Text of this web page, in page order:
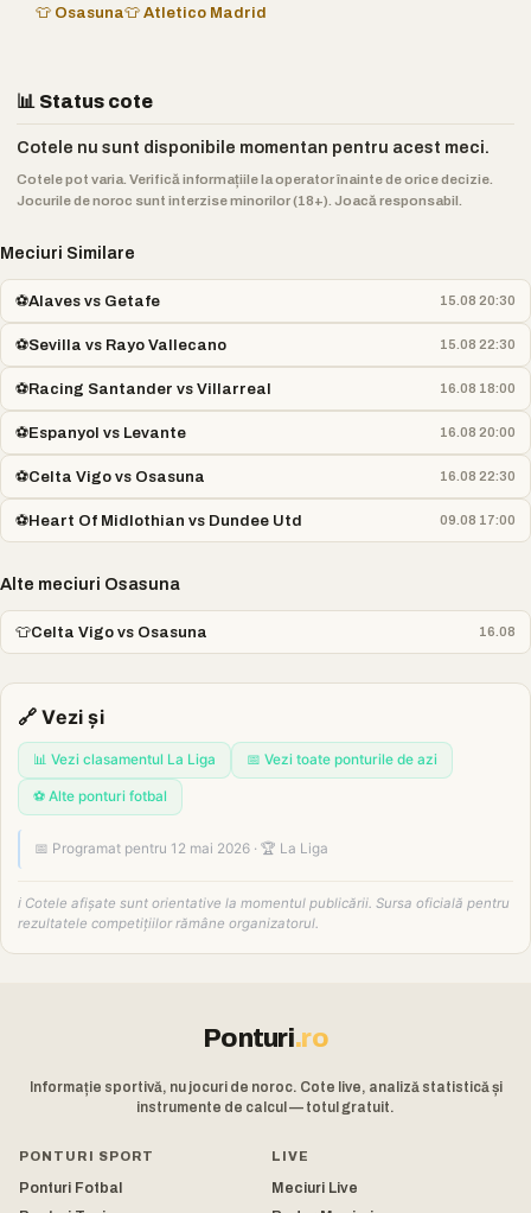
👕 Osasuna👕 Atletico Madrid
📊 Status cote
Cotele nu sunt disponibile momentan pentru acest meci.
Cotele pot varia. Verifică informațiile la operator înainte de orice decizie.
Jocurile de noroc sunt interzise minorilor (18+). Joacă responsabil.
Meciuri Similare
⚽Alaves vs Getafe 15.08 20:30
⚽Sevilla vs Rayo Vallecano 15.08 22:30
⚽Racing Santander vs Villarreal 16.08 18:00
⚽Espanyol vs Levante 16.08 20:00
⚽Celta Vigo vs Osasuna 16.08 22:30
⚽Heart Of Midlothian vs Dundee Utd 09.08 17:00
Alte meciuri Osasuna
👕Celta Vigo vs Osasuna 16.08
🔗 Vezi și
📊 Vezi clasamentul La Liga 📅 Vezi toate ponturile de azi
⚽ Alte ponturi fotbal
📅 Programat pentru 12 mai 2026 · 🏆 La Liga
ℹ️ Cotele afișate sunt orientative la momentul publicării. Sursa oficială pentru
rezultatele competițiilor rămâne organizatorul.
Ponturi.ro
Informație sportivă, nu jocuri de noroc. Cote live, analiză statistică și
instrumente de calcul — totul gratuit.
PONTURI SPORT
Ponturi Fotbal
LIVE
Meciuri Live